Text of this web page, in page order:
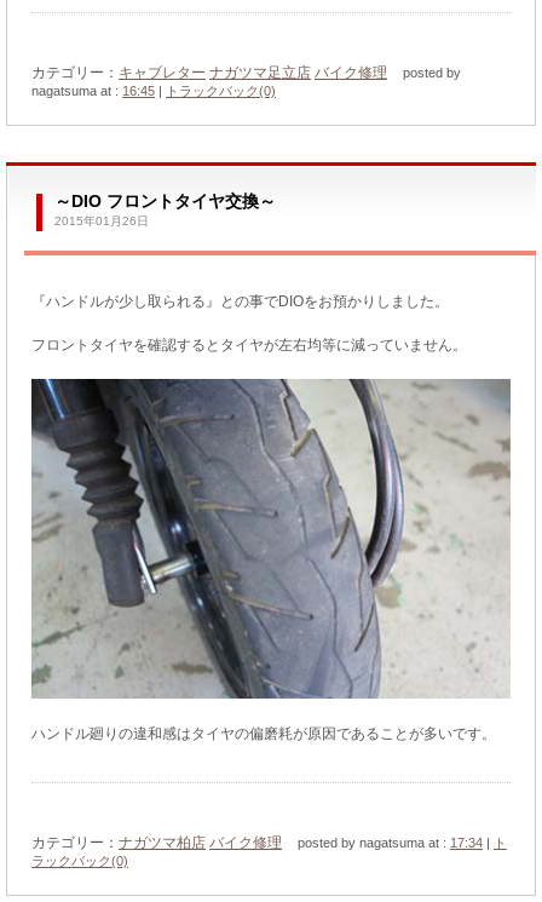
カテゴリー： キャブレター ナガツマ足立店 バイク修理
posted by
nagatsuma at : 16:45 | トラックバック(0)
～DIO フロントタイヤ交換～
2015年01月26日
『ハンドルが少し取られる』との事でDIOをお預かりしました。
フロントタイヤを確認するとタイヤが左右均等に減っていません。
ハンドル廻りの違和感はタイヤの偏磨耗が原因であることが多いです。
カテゴリー： ナガツマ柏店 バイク修理 posted by nagatsuma at : 17:34 |
ト
ラックバック(0)